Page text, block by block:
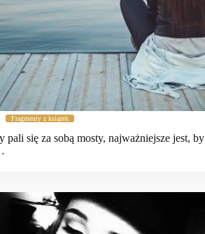
Fragmenty z książek
pali się za sobą mosty, najważniejsze jest, by